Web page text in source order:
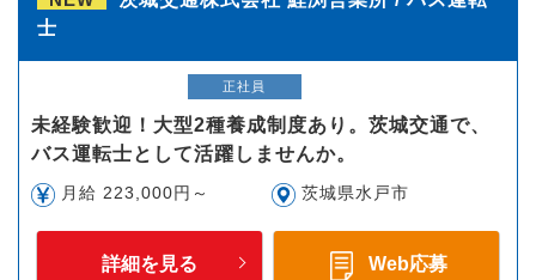
士
正社員
未経験歓迎！大型2種養成制度あり。茨城交通で、
バス運転士として活躍しませんか。
月給 223,000円～ 茨城県水戸市
詳細を見る Web応募